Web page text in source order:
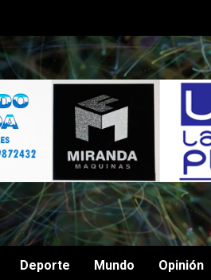
Deporte Mundo Opinión